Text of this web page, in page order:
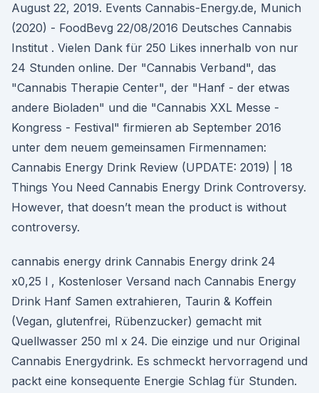
August 22, 2019. Events Cannabis-Energy.de, Munich
(2020) - FoodBevg 22/08/2016 Deutsches Cannabis
Institut . Vielen Dank für 250 Likes innerhalb von nur
24 Stunden online. Der "Cannabis Verband", das
"Cannabis Therapie Center", der "Hanf - der etwas
andere Bioladen" und die "Cannabis XXL Messe -
Kongress - Festival" firmieren ab September 2016
unter dem neuem gemeinsamen Firmennamen:
Cannabis Energy Drink Review (UPDATE: 2019) | 18
Things You Need Cannabis Energy Drink Controversy.
However, that doesn’t mean the product is without
controversy.
cannabis energy drink Cannabis Energy drink 24
x0,25 l , Kostenloser Versand nach Cannabis Energy
Drink Hanf Samen extrahieren, Taurin & Koffein
(Vegan, glutenfrei, Rübenzucker) gemacht mit
Quellwasser 250 ml x 24. Die einzige und nur Original
Cannabis Energydrink. Es schmeckt hervorragend und
packt eine konsequente Energie Schlag für Stunden.